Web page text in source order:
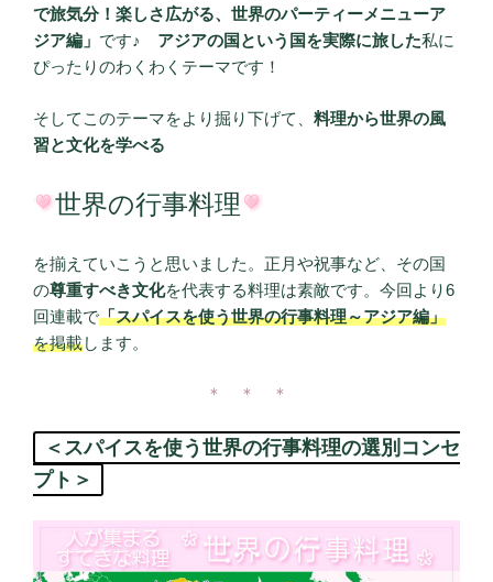
で旅気分！楽しさ広がる、世界のパーティーメニューア
ジア編」 です♪ アジアの国という国を実際に旅した私に
ぴったりのわくわくテーマです！
そしてこのテーマをより掘り下げて、 料理から世界の風
習と文化を学べる
世界の行事料理
を揃えていこうと思いました。正月や祝事など、その国
の尊重すべき文化を代表する料理は素敵です。今回より6
回連載で「スパイスを使う世界の行事料理～アジア編」
を掲載します。
＊ ＊ ＊
＜スパイスを使う世界の行事料理の選別コンセ
プト＞